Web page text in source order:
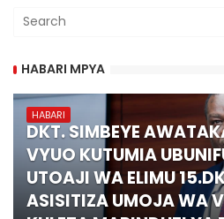
HABARI MPYA
HABARI
DKT. SIMBEYE
VYUO KUTUMIA
UTOAJI WA ELIMU
ASISITIZA UMOJA WA